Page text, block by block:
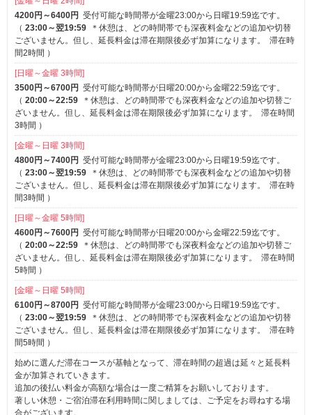
4200円～6400円 受付可能な時間帯が金曜23:00から日曜19:59迄です。
（ 23:00～翌19:59
＊休憩は、どの時間帯でも深夜料金などの追加や切替
ございません。但し、延長料金は滞在期限後必ず加算になります。
滞在時
間2時間 ）
[日曜～金曜 3時間]
3500円～6700円 受付可能な時間帯が日曜20:00から金曜22:59迄です。
（ 20:00～22:59
＊休憩は、どの時間帯でも深夜料金などの追加や切替ご
ざいません。但し、延長料金は滞在期限後必ず加算になります。
滞在時間
3時間 ）
[金曜～日曜 3時間]
4800円～7400円 受付可能な時間帯が金曜23:00から日曜19:59迄です。
（ 23:00～翌19:59
＊休憩は、どの時間帯でも深夜料金などの追加や切替
ございません。但し、延長料金は滞在期限後必ず加算になります。
滞在時
間3時間 ）
[日曜～金曜 5時間]
4600円～7600円 受付可能な時間帯が日曜20:00から金曜22:59迄です。
（ 20:00～22:59
＊休憩は、どの時間帯でも深夜料金などの追加や切替ご
ざいません。但し、延長料金は滞在期限後必ず加算になります。
滞在時間
5時間 ）
[金曜～日曜 5時間]
6100円～8700円 受付可能な時間帯が金曜23:00から日曜19:59迄です。
（ 23:00～翌19:59
＊休憩は、どの時間帯でも深夜料金などの追加や切替
ございません。但し、延長料金は滞在期限後必ず加算になります。
滞在時
間5時間 ）
始めに選んだ滞在コースが基軸となって、滞在時間の超過は延々と延長料
金が加算されていきます。
追加の後払い料金が高額な場合は一度ご精算をお願いしております。
著しい休憩・ご宿泊滞在利用時間に関しましては、ご予定をお尋ねする場
合がございます。